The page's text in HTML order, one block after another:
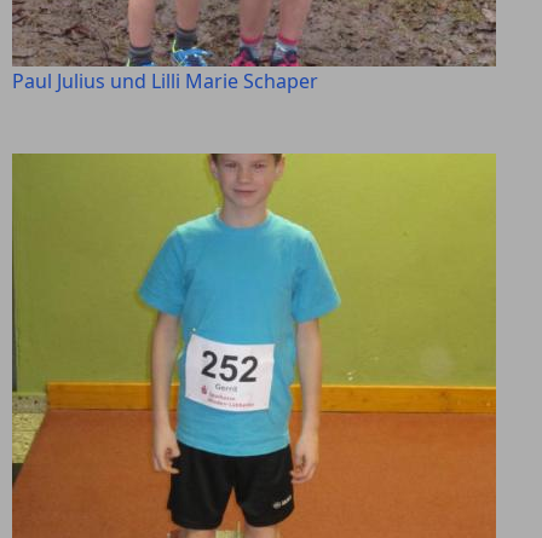
Paul Julius und Lilli Marie Schaper